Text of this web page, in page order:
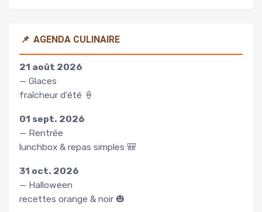
📌 AGENDA CULINAIRE
21 août 2026
— Glaces
fraîcheur d’été 🍦
01 sept. 2026
— Rentrée
lunchbox & repas simples 🎒
31 oct. 2026
— Halloween
recettes orange & noir 🎃